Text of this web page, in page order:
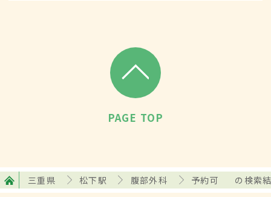
PAGE TOP
三重県 松下駅 腹部外科 予約可 の検索